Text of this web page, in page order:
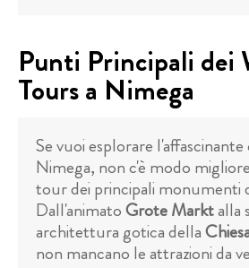
Punti Principali dei
Tours a Nimega
Se vuoi esplorare
Nimega, non c'è modo
tour dei principali monumenti
Dall'animatoGrote Marktalla
architettura gotica della
non mancano le attrazioni da